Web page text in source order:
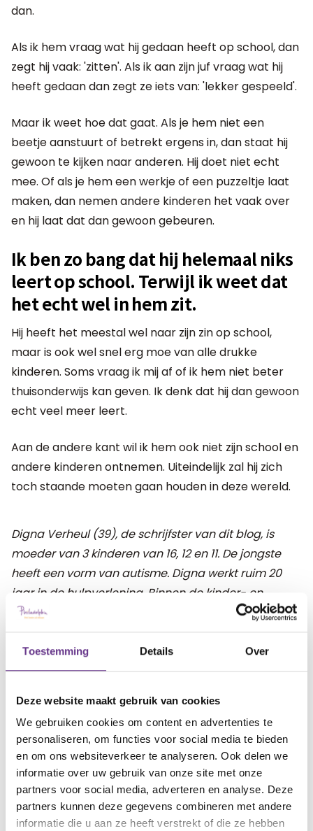
Toestemming Details Over
Deze website maakt gebruik van cookies
We gebruiken cookies om content en advertenties te
personaliseren, om functies voor social media te bieden
en om ons websiteverkeer te analyseren. Ook delen we
informatie over uw gebruik van onze site met onze
partners voor social media, adverteren en analyse. Deze
partners kunnen deze gegevens combineren met andere
informatie die u aan ze heeft verstrekt of die ze hebben
dan.
Als ik hem vraag wat hij gedaan heeft op school, dan
zegt hij vaak: 'zitten'. Als ik aan zijn juf vraag wat hij
heeft gedaan dan zegt ze iets van: 'lekker gespeeld'.
Maar ik weet hoe dat gaat. Als je hem niet een
beetje aanstuurt of betrekt ergens in, dan staat hij
gewoon te kijken naar anderen. Hij doet niet echt
mee. Of als je hem een werkje of een puzzeltje laat
maken, dan nemen andere kinderen het vaak over
en hij laat dat dan gewoon gebeuren.
Ik ben zo bang dat hij helemaal niks
leert op school. Terwijl ik weet dat
het echt wel in hem zit.
Hij heeft het meestal wel naar zijn zin op school,
maar is ook wel snel erg moe van alle drukke
kinderen. Soms vraag ik mij af of ik hem niet beter
thuisonderwijs kan geven. Ik denk dat hij dan gewoon
echt veel meer leert.
Aan de andere kant wil ik hem ook niet zijn school en
andere kinderen ontnemen. Uiteindelijk zal hij zich
toch staande moeten gaan houden in deze wereld.
Digna Verheul (39), de schrijfster van dit blog, is
moeder van 3 kinderen van 16, 12 en 11. De jongste
heeft een vorm van autisme. Digna werkt ruim 20
jaar in de hulpverlening. Binnen de kinder- en
jeugdpsychiatrie en gehandicaptenzorg was zij
therapeut, 1e lijns hulpverlener en manager.
In haar praktijkAandacht en Groei
verzorgt Digna
zorgmedewerkers, kinderen en hun ouders.
blogs vertelt ze wat zij meemaakt in haar gezin,
omgeving en praktijk.
Wat vind je van ditartikel?
1